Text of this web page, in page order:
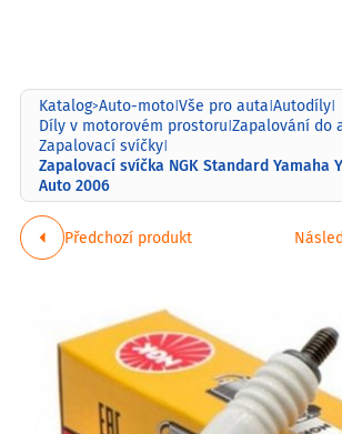
Katalog>Auto-moto|Vše pro auta|Autodíly|
Díly v motorovém prostoru|Zapalování do
Zapalovací svíčky|
Zapalovací svíčka NGK Standard Yamaha
Auto 2006
Předchozí produkt